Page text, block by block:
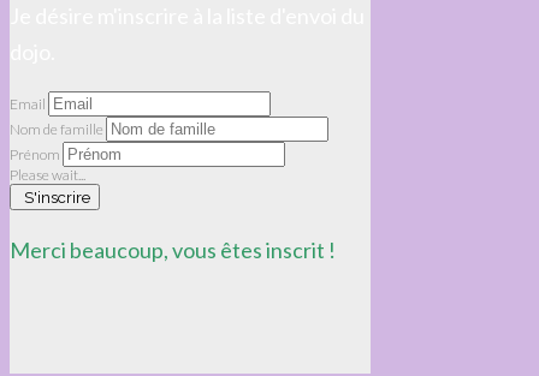
Email
Nom de famille
Prénom
Please wait...
S'inscrire
Merci beaucoup, vous êtes inscrit !